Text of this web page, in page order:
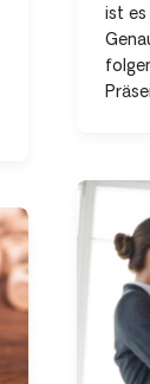
ist es